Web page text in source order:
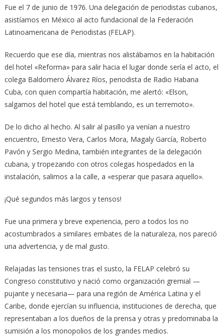
Fue el 7 de junio de 1976. Una delegación de periodistas cubanos,
asistíamos en México al acto fundacional de la Federación
Latinoamericana de Periodistas (FELAP).
Recuerdo que ese día, mientras nos alistábamos en la habitación
del hotel «Reforma» para salir hacia el lugar donde sería el acto, el
colega Baldomero Álvarez Ríos, periodista de Radio Habana
Cuba, con quien compartía habitación, me alertó: «Elson,
salgamos del hotel que está temblando, es un terremoto».
De lo dicho al hecho. Al salir al pasillo ya venían a nuestro
encuentro, Ernesto Vera, Carlos Mora, Magaly García, Roberto
Pavón y Sergio Medina, también integrantes de la delegación
cubana, y tropezando con otros colegas hospedados en la
instalación, salimos a la calle, a «esperar que pasara aquello».
¡Qué segundos más largos y tensos!
Fue una primera y breve experiencia, pero a todos los no
acostumbrados a similares embates de la naturaleza, nos pareció
una advertencia, y de mal gusto.
Relajadas las tensiones tras el susto, la FELAP celebró su
Congreso constitutivo y nació como organización gremial —
pujante y necesaria— para una región de América Latina y el
Caribe, donde ejercían su influencia, instituciones de derecha, que
representaban a los dueños de la prensa y otras y predominaba la
sumisión a los monopolios de los grandes medios.